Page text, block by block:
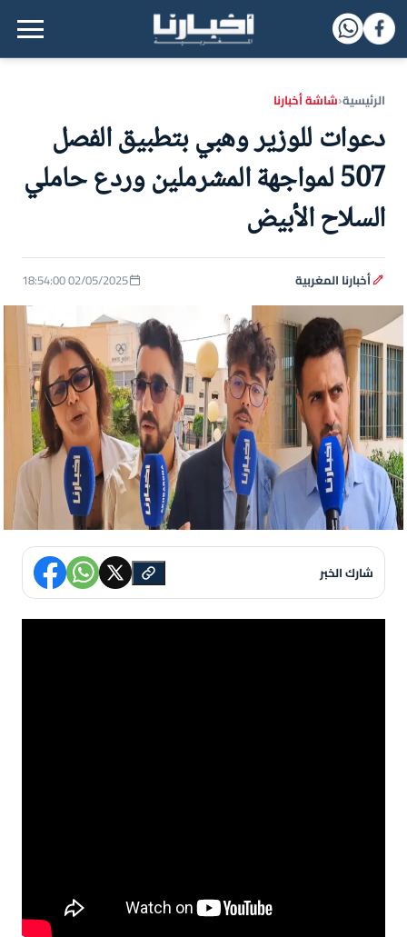
القائمة الرئيسية
الرئيسية‹شاشة أخبارنا
دعوات للوزير وهبي بتطبيق الفصل
507 لمواجهة المشرملين وردع حاملي
السلاح الأبيض
أخبارنا المغربية 02/05/2025 18:54:00
شارك الخبر